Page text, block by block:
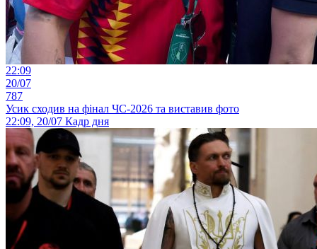
22:09
20/07
787
Усик сходив на фінал ЧС-2026 та виставив фото
22:09, 20/07 Кадр дня